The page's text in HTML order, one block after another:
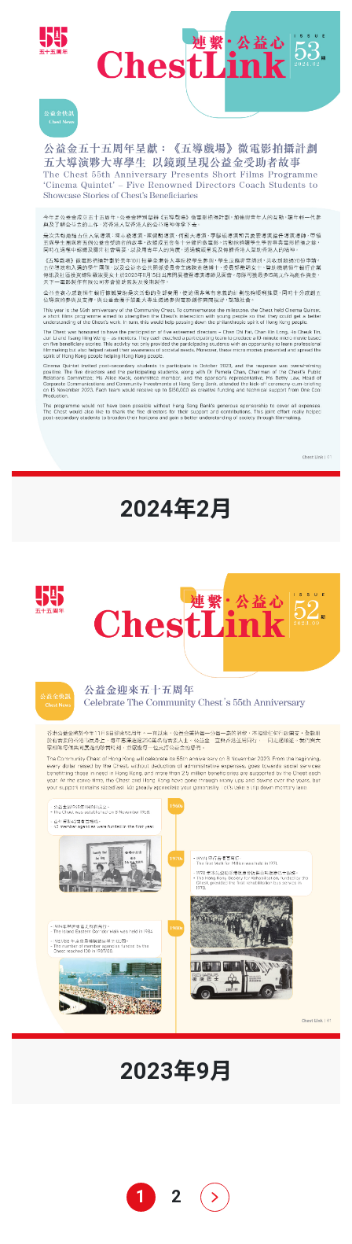
2024年2月
2023年9月
1 2